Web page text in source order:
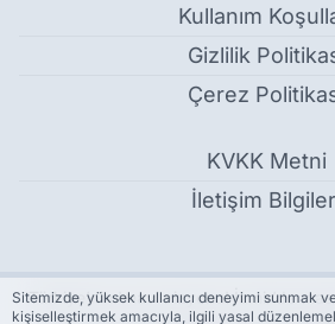
Kullanım
Gizlilik
Çerez
KVKK Metni
İletişim
Türkiye’nin 'mavi vizyonu' İzmir’de
Sitemizde, yüksek kullanıcı deneyimi sunmak
kişiselleştirmek amacıyla, ilgili yasal